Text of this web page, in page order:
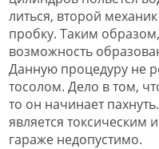
литься, второй
пробку. Таким
возможность
Данную процедуру не
тосолом. Дело в том,
то он начинает
является токсическим
гараже недопустимо.